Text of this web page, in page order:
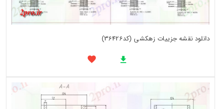
دانلود نقشه جزییات زهکشی (کد36426)